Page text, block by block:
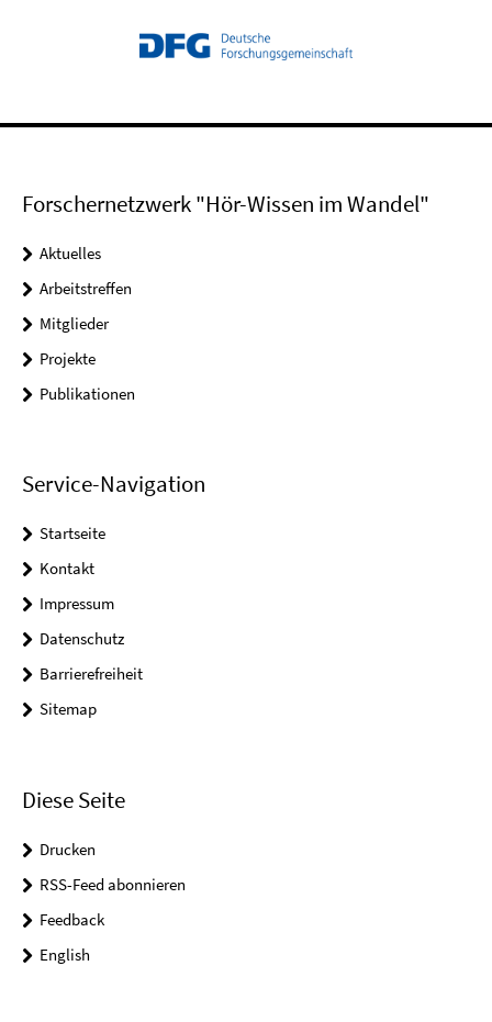
Forschernetzwerk "Hör-Wissen im Wandel"
Aktuelles
Arbeitstreffen
Mitglieder
Projekte
Publikationen
Service-Navigation
Startseite
Kontakt
Impressum
Datenschutz
Barrierefreiheit
Sitemap
Diese Seite
Drucken
RSS-Feed abonnieren
Feedback
English